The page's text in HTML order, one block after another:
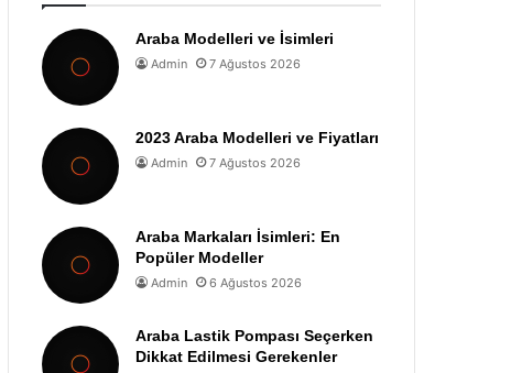
Araba Modelleri ve İsimleri
Admin 7 Ağustos 2026
2023 Araba Modelleri ve Fiyatları
Admin 7 Ağustos 2026
Araba Markaları İsimleri: En
Popüler Modeller
Admin 6 Ağustos 2026
Araba Lastik Pompası Seçerken
Dikkat Edilmesi Gerekenler